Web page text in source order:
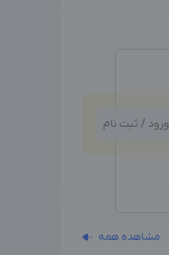
ورود / ثبت نام
مشاهده همه